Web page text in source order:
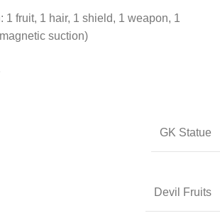
1 fruit, 1 hair, 1 shield, 1 weapon, 1
suction)
GK Statue
Devil Fruits